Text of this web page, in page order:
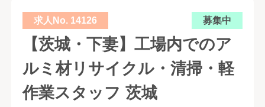
求人No. 14126 募集中
【茨城・下妻】工場内でのア
ルミ材リサイクル・清掃・軽
作業スタッフ 茨城